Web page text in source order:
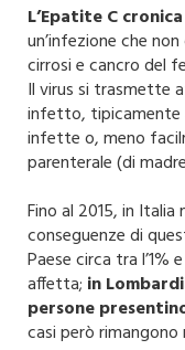
L’Epatite C
un’infezione che
cirrosi e cancro del
Il virus si trasmette
infetto, tipicamente
infette o, meno
parenterale (di
Fino al 2015, in
conseguenze di
Paese circa tra l’1%
affetta; in
persone
casi però